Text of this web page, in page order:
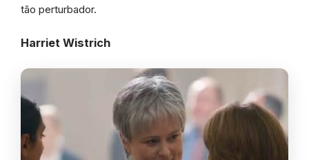
tão perturbador.
Harriet Wistrich